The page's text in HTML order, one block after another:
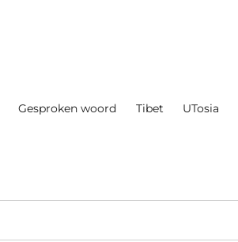
Gesproken woord Tibet UTosia